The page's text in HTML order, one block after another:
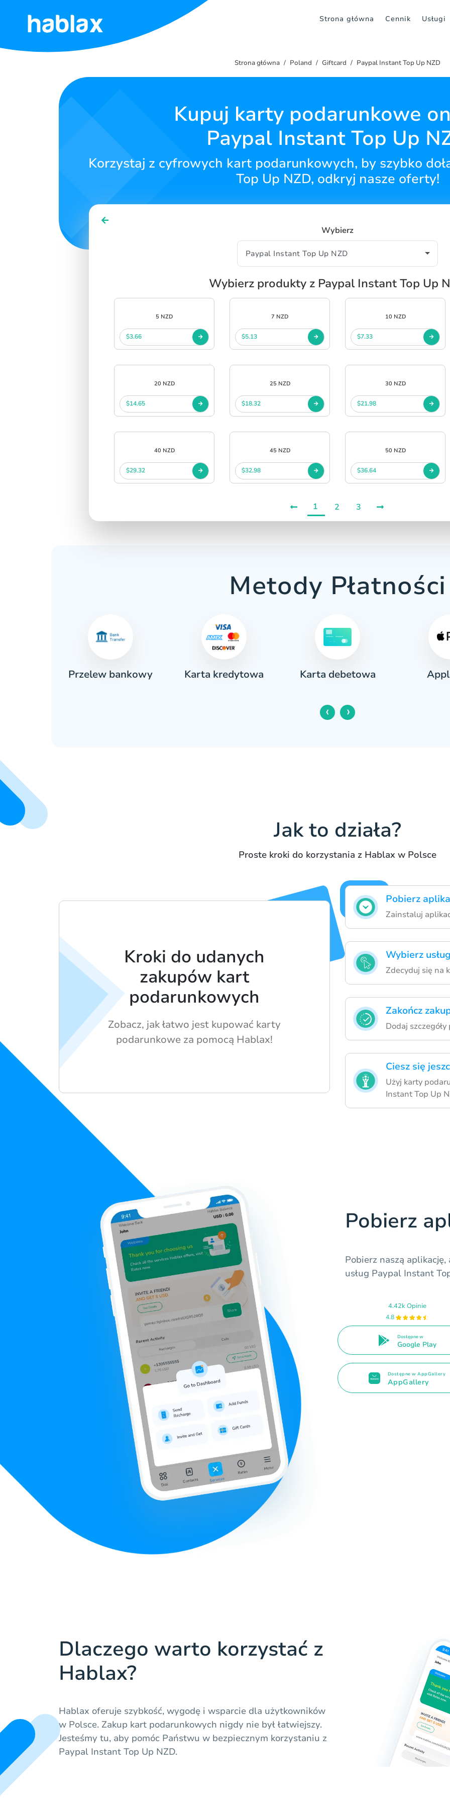
Strona główna Cennik Usługi
Strona
SIGN UP
Strona główna Poland Giftcard Paypal Instant Top Up NZD
Kupuj karty podarunkowe
Paypal Instant Top Up
Korzystaj z cyfrowych kart podarunkowych, by szybko
Top Up NZD, odkryj nasze oferty!
Wybierz
Wybierz produkty z Paypal Instant Top Up
5 NZD
$3.66
7 NZD
$5.13
10 NZD
$7.33
20 NZD
$14.65
25 NZD
$18.32
30 NZD
$21.98
40 NZD
$29.32
45 NZD
$32.98
50 NZD
$36.64
1 2 3
Metody Płatności
Przelew bankowy Karta kredytowa Karta debetowa
‹ ›
Jak to działa?
Proste kroki do korzystania z Hablax w Polsce
Pobierz
Zainstaluj
Wybierz
Zdecyduj się na
Zakończ
Dodaj
Ciesz się
Użyj karty
Instant Top Up
Kroki do udanych
zakupów kart
podarunkowych
Zobacz, jak łatwo jest kupować karty
podarunkowe za pomocą Hablax!
Pobierz
Pobierz naszą
usług Paypal Instant
4.42k Opinie
4.8
Dostępne w
Google Play
Dostępne w AppGallery
AppGallery
Dlaczego warto korzystać z
Hablax?
Hablax oferuje szybkość, wygodę i wsparcie dla użytkowników
w Polsce. Zakup kart podarunkowych nigdy nie był łatwiejszy.
Jesteśmy tu, aby pomóc Państwu w bezpiecznym korzystaniu z
Paypal Instant Top Up NZD.